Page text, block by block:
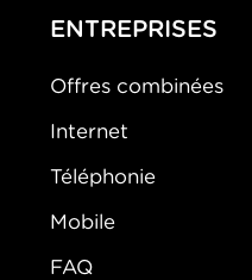
ENTREPRISES
Offres combinées
Internet
Téléphonie
Mobile
FAQ